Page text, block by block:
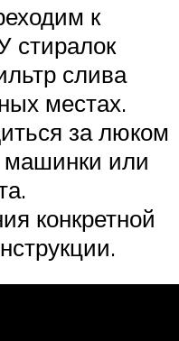
к
стиралок
слива
местах.
за люком
машинки или
конкретной